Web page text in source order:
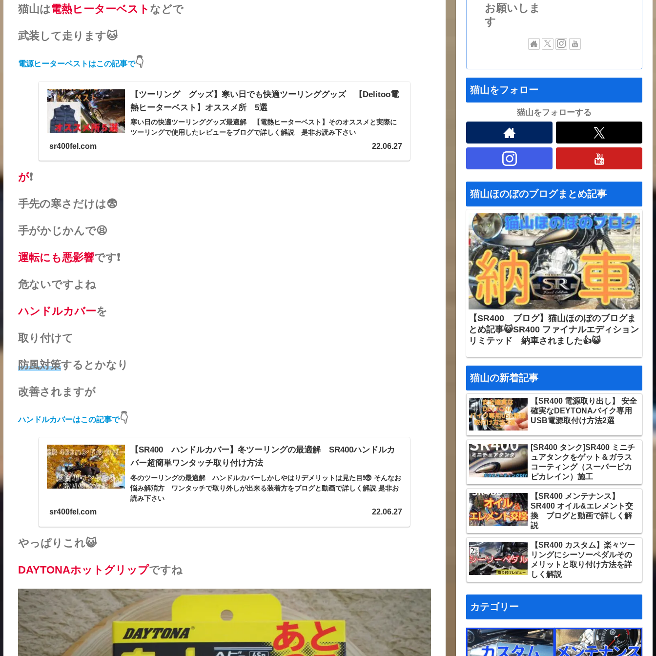
猫山は電熱ヒーターベスト などで
武装して走ります🐱
電源ヒーターベストはこの記事で👇
【ツーリング グッズ】寒い日でも快適ツーリンググッズ 【Delitoo電
熱ヒーターベスト】オススメ所 5選
寒い日の快適ツーリンググッズ最適解 【電熱ヒーターベスト】そのオススメと実際に
ツーリングで使用したレビューをブログで詳しく解説 是非お読み下さい
sr400fel.com 22.06.27
が❗
手先の寒さだけは😨
手がかじかんで😫
運転にも悪影響です❗
危ないですよね
ハンドルカバーを
取り付けて
防風対策するとかなり
改善されますが
ハンドルカバーはこの記事で👇
【SR400 ハンドルカバー】冬ツーリングの最適解 SR400ハンドルカ
バー超簡単ワンタッチ取り付け方法
冬のツーリングの最適解 ハンドルカバーしかしやはりデメリットは見た目❗😨 そんなお
悩み解消方 ワンタッチで取り外しが出来る装着方をブログと動画で詳しく解説 是非お
読み下さい
sr400fel.com 22.06.27
やっぱりこれ😺
DAYTONAホットグリップですね
お願いしま
す
猫山をフォロー
猫山をフォローする
猫山ほのぼのブログまとめ記事
【SR400 ブログ】猫山ほのぼのブログま
とめ記事😺SR400 ファイナルエディション
リミテッド 納車されました👍😺
猫山の新着記事
【SR400 電源取り出し】 安全
確実なDEYTONAバイク専用
USB電源取付け方法2選
[SR400 タンク]SR400 ミニチ
ュアタンクをゲット＆ガラス
コーティング（スーパーピカ
ピカレイン）施工
【SR400 メンテナンス】
SR400 オイル&エレメント交
換 ブログと動画で詳しく解
説
【SR400 カスタム】楽々ツー
リングにシーソーペダルその
メリットと取り付け方法を詳
しく解説
カテゴリー